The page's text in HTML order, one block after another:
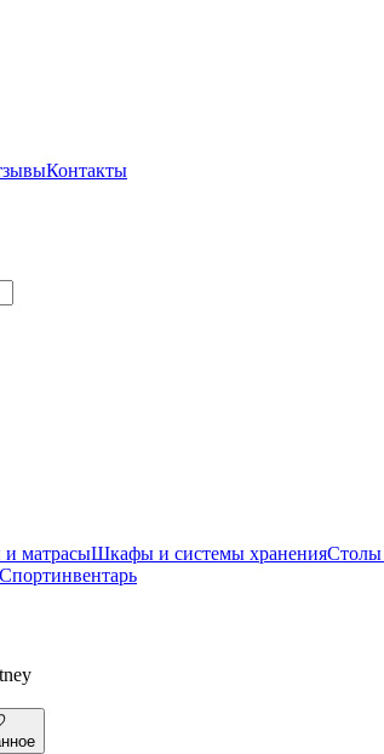
Контакты
и матрасыШкафы и системы храненияСтолы
Спортинвентарь